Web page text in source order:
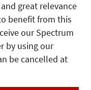
great relevance
benefit from this
our Spectrum
by using our
be cancelled at